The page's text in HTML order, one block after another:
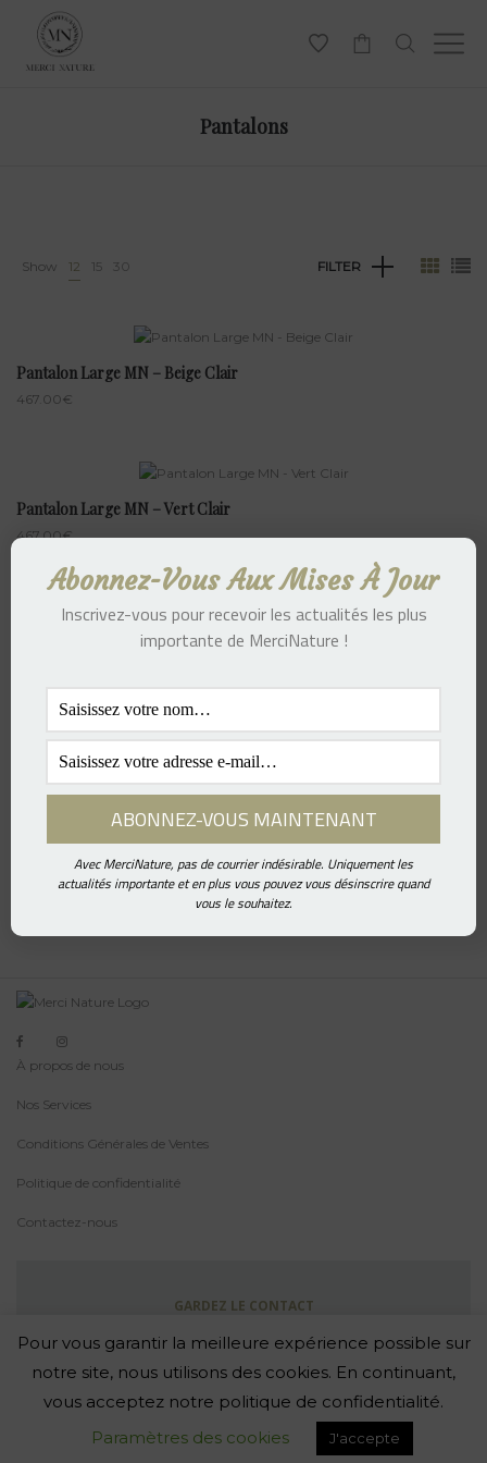
Pantalons
Show 12 15 30 FILTER
Pantalon Large MN – Beige Clair
467.00€
Pantalon Large MN – Vert Clair
467.00€
Pantalon Large MN – Bleu Marine
À propos de nous
Nos Services
Conditions Générales de Ventes
Politique de confidentialité
Contactez-nous
GARDEZ LE CONTACT
Abonnez-Vous À La Newsletter
Pour vous garantir la meilleure expérience possible sur
notre site, nous utilisons des cookies. En continuant,
vous acceptez notre politique de confidentialité.
Paramètres des cookies
J'accepte
Abonnez-Vous Aux Mises À Jour
Inscrivez-vous pour recevoir les actualités les plus
importante de MerciNature !
Avec MerciNature, pas de courrier indésirable. Uniquement les
actualités importante et en plus vous pouvez vous désinscrire quand
vous le souhaitez.